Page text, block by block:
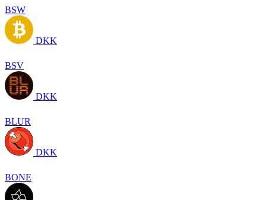
BSW
DKK
BSV
DKK
BLUR
DKK
BONE